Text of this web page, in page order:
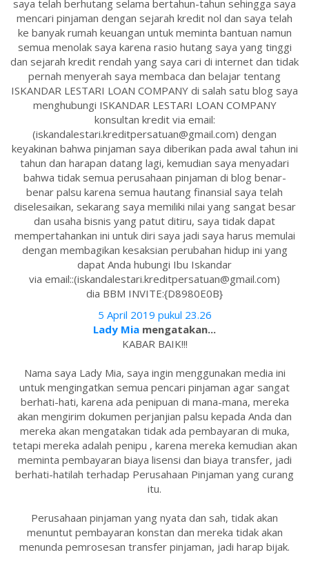
saya telah berhutang selama bertahun-tahun sehingga saya
mencari pinjaman dengan sejarah kredit nol dan saya telah
ke banyak rumah keuangan untuk meminta bantuan namun
semua menolak saya karena rasio hutang saya yang tinggi
dan sejarah kredit rendah yang saya cari di internet dan tidak
pernah menyerah saya membaca dan belajar tentang
ISKANDAR LESTARI LOAN COMPANY di salah satu blog saya
menghubungi ISKANDAR LESTARI LOAN COMPANY
konsultan kredit via email:
(iskandalestari.kreditpersatuan@gmail.com) dengan
keyakinan bahwa pinjaman saya diberikan pada awal tahun ini
tahun dan harapan datang lagi, kemudian saya menyadari
bahwa tidak semua perusahaan pinjaman di blog benar-
benar palsu karena semua hautang finansial saya telah
diselesaikan, sekarang saya memiliki nilai yang sangat besar
dan usaha bisnis yang patut ditiru, saya tidak dapat
mempertahankan ini untuk diri saya jadi saya harus memulai
dengan membagikan kesaksian perubahan hidup ini yang
dapat Anda hubungi Ibu Iskandar
via email::(iskandalestari.kreditpersatuan@gmail.com)
dia BBM INVITE:{D8980E0B}
5 April 2019 pukul 23.26
Lady Mia mengatakan...
KABAR BAIK!!!
Nama saya Lady Mia, saya ingin menggunakan media ini
untuk mengingatkan semua pencari pinjaman agar sangat
berhati-hati, karena ada penipuan di mana-mana, mereka
akan mengirim dokumen perjanjian palsu kepada Anda dan
mereka akan mengatakan tidak ada pembayaran di muka,
tetapi mereka adalah penipu , karena mereka kemudian akan
meminta pembayaran biaya lisensi dan biaya transfer, jadi
berhati-hatilah terhadap Perusahaan Pinjaman yang curang
itu.
Perusahaan pinjaman yang nyata dan sah, tidak akan
menuntut pembayaran konstan dan mereka tidak akan
menunda pemrosesan transfer pinjaman, jadi harap bijak.